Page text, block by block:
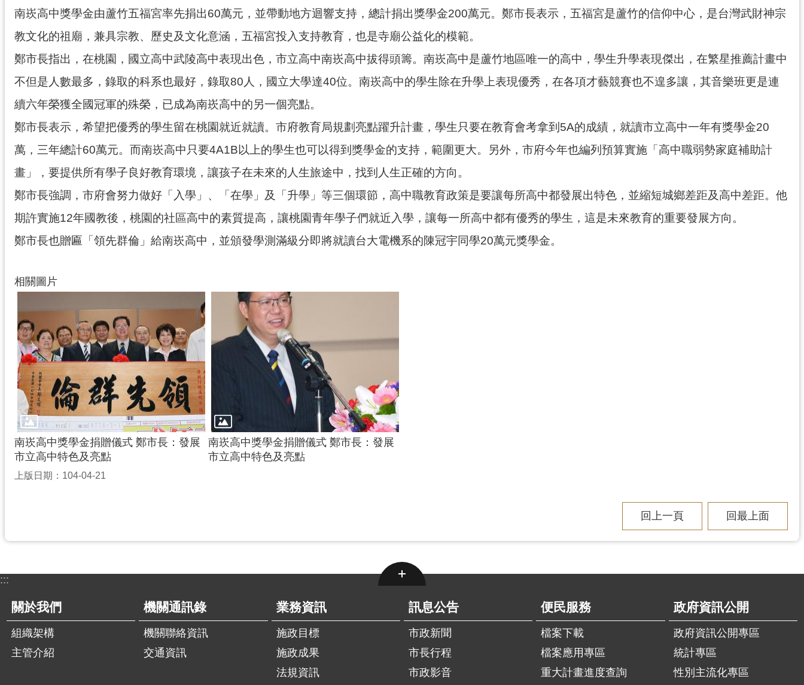
南崁高中獎學金由蘆竹五福宮率先捐出60萬元，並帶動地方迴響支持，總計捐出獎學金200萬元。鄭市長表示，五福宮是蘆竹的信仰中心，是台灣武財神宗
教文化的祖廟，兼具宗教、歷史及文化意涵，五福宮投入支持教育，也是寺廟公益化的模範。
鄭市長指出，在桃園，國立高中武陵高中表現出色，市立高中南崁高中拔得頭籌。南崁高中是蘆竹地區唯一的高中，學生升學表現傑出，在繁星推薦計畫中
不但是人數最多，錄取的科系也最好，錄取80人，國立大學達40位。南崁高中的學生除在升學上表現優秀，在各項才藝競賽也不遑多讓，其音樂班更是連
續六年榮獲全國冠軍的殊榮，已成為南崁高中的另一個亮點。
鄭市長表示，希望把優秀的學生留在桃園就近就讀。市府教育局規劃亮點躍升計畫，學生只要在教育會考拿到5A的成績，就讀市立高中一年有獎學金20
萬，三年總計60萬元。而南崁高中只要4A1B以上的學生也可以得到獎學金的支持，範圍更大。另外，市府今年也編列預算實施「高中職弱勢家庭補助計
畫」，要提供所有學子良好教育環境，讓孩子在未來的人生旅途中，找到人生正確的方向。
鄭市長強調，市府會努力做好「入學」、「在學」及「升學」等三個環節，高中職教育政策是要讓每所高中都發展出特色，並縮短城鄉差距及高中差距。他
期許實施12年國教後，桃園的社區高中的素質提高，讓桃園青年學子們就近入學，讓每一所高中都有優秀的學生，這是未來教育的重要發展方向。
鄭市長也贈匾「領先群倫」給南崁高中，並頒發學測滿級分即將就讀台大電機系的陳冠宇同學20萬元獎學金。
相關圖片
南崁高中獎學金捐贈儀式 鄭市長：發展
市立高中特色及亮點
南崁高中獎學金捐贈儀式 鄭市長：發展
市立高中特色及亮點
上版日期：104-04-21
回上一頁 回最上面
:::
關於我們
組織架構
主管介紹
機關通訊錄
機關聯絡資訊
交通資訊
業務資訊
施政目標
施政成果
法規資訊
訊息公告
市政新聞
市長行程
市政影音
便民服務
檔案下載
檔案應用專區
重大計畫進度查詢
政府資訊公開
政府資訊公開專區
統計專區
性別主流化專區